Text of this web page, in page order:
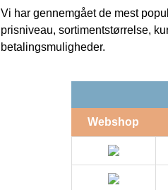
Vi har gennemgået de mest
prisniveau, sortimentstørrelse,
betalingsmuligheder.
Webshop